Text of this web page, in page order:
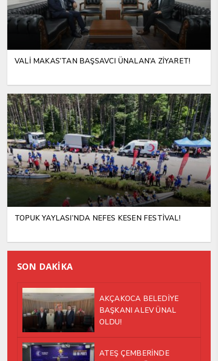
VALİ MAKAS’TAN BAŞSAVCI ÜNALAN’A ZİYARET!
TOPUK YAYLASI’NDA NEFES KESEN FESTİVAL!
SON DAKİKA
AKÇAKOCA BELEDİYE
BAŞKANI ALEV ÜNAL
OLDU!
ATEŞ ÇEMBERİNDE